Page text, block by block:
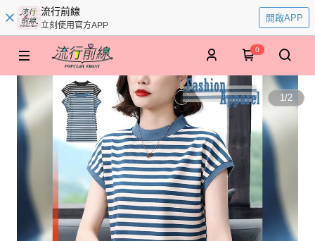
流行前線
立刻使用官方APP
開啟APP
0
1/2